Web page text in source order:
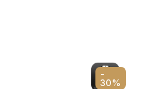
-
30%